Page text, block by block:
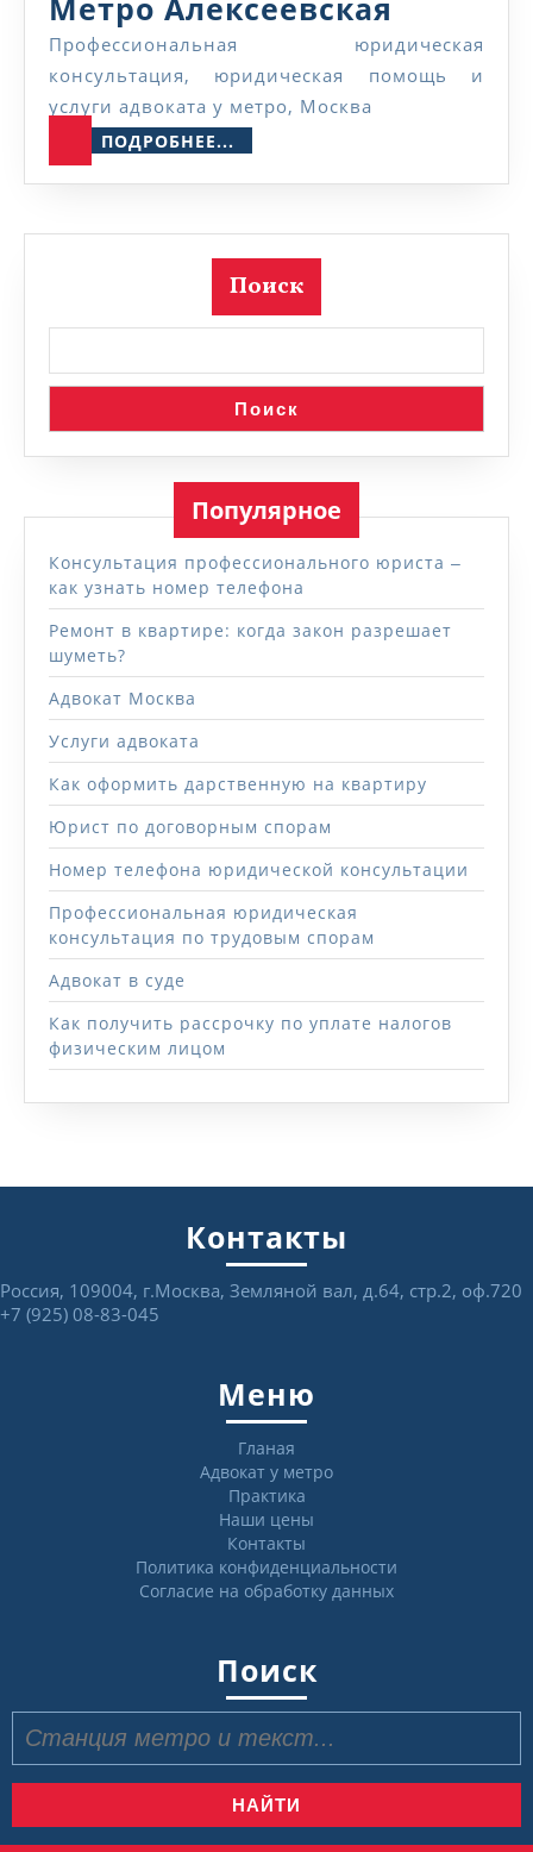
Метро Алексеевская
Профессиональная юридическая
консультация, юридическая помощь и
услуги адвоката у метро, Москва
ПОДРОБНЕЕ...
Поиск
Поиск
Популярное
Консультация профессионального юриста ‒
как узнать номер телефона
Ремонт в квартире: когда закон разрешает
шуметь?
Адвокат Москва
Услуги адвоката
Как оформить дарственную на квартиру
Юрист по договорным спорам
Номер телефона юридической консультации
Профессиональная юридическая
консультация по трудовым спорам
Адвокат в суде
Как получить рассрочку по уплате налогов
физическим лицом
Контакты
Россия, 109004, г.Москва, Земляной вал, д.64, стр.2, оф.720
+7 (925) 08-83-045
Меню
Гланая
Адвокат у метро
Практика
Наши цены
Контакты
Политика конфиденциальности
Согласие на обработку данных
Поиск